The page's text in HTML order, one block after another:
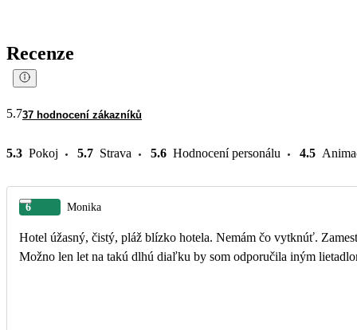
Recenze
5.737 hodnocení zákazníků
5.3 Pokoj 5.7 Strava 5.6 Hodnocení personálu 4.5
6 Monika
Hotel úžasný, čistý, pláž blízko hotela. Nemám čo vytknúť. Zamestnanci hotela ústretoví, urobia čo Vám na očiach uvidia. Delegátka úžasná, vedela kopec informácii, len chválim.
Možno len let na takú dlhú diaľku by som odporučila iným